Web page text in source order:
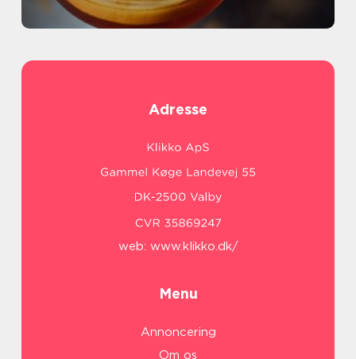
Adresse
web: www.klikko.dk/
Menu
Annoncering
Om os